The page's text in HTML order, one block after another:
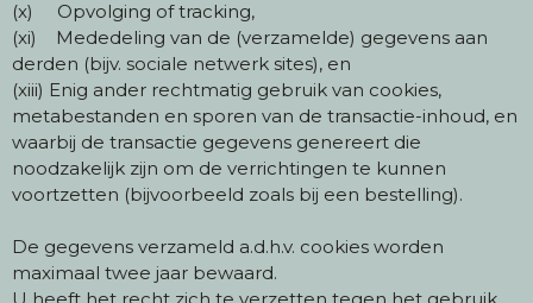
(x) Opvolging of tracking,
(xi) Mededeling van de (verzamelde) gegevens aan
derden (bijv. sociale netwerk sites), en
(xiii) Enig ander rechtmatig gebruik van cookies,
metabestanden en sporen van de transactie-inhoud, en
waarbij de transactie gegevens genereert die
noodzakelijk zijn om de verrichtingen te kunnen
voortzetten (bijvoorbeeld zoals bij een bestelling).
De gegevens verzameld a.d.h.v. cookies worden
maximaal twee jaar bewaard.